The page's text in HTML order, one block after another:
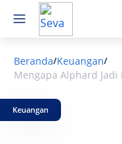
Beranda/Keuangan/
Mengapa Alphard
Keuangan